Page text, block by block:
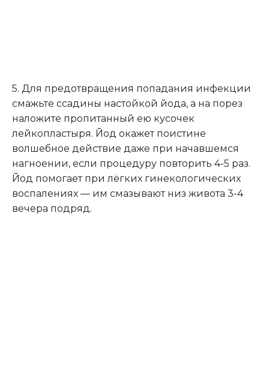
5. Для предотвращения попадания инфекции
смажьте ссадины настойкой йода, а на порез
наложите пропитанный ею кусочек
лейкопластыря. Йод окажет поистине
волшебное действие даже при начавшемся
нагноении, если процедуру повторить 4-5 раз.
Йод помогает при лёгких гинекологических
воспалениях — им смазывают низ живота 3-4
вечера подряд.